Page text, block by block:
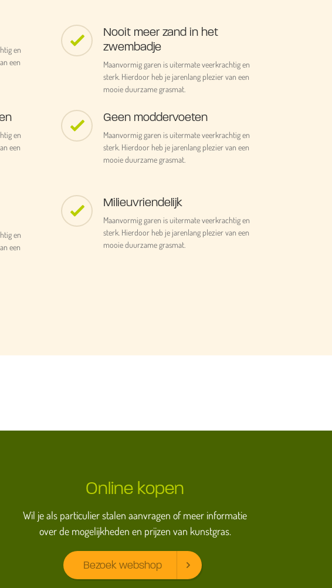
en
een
Nooit meer zand in het
zwembadje
Maanvormig garen is uitermate veerkrachtig en
sterk. Hierdoor heb je jarenlang plezier van een
mooie duurzame grasmat.
en
een
Geen moddervoeten
Maanvormig garen is uitermate veerkrachtig en
sterk. Hierdoor heb je jarenlang plezier van een
mooie duurzame grasmat.
en
een
Milieuvriendelijk
Maanvormig garen is uitermate veerkrachtig en
sterk. Hierdoor heb je jarenlang plezier van een
mooie duurzame grasmat.
Online kopen
Wil je als particulier stalen aanvragen of meer informatie
over de mogelijkheden en prijzen van kunstgras.
Bezoek webshop